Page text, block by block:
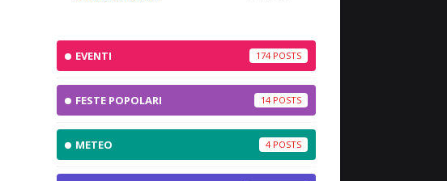
EVENTI 174
FESTE POPOLARI 14
METEO 4